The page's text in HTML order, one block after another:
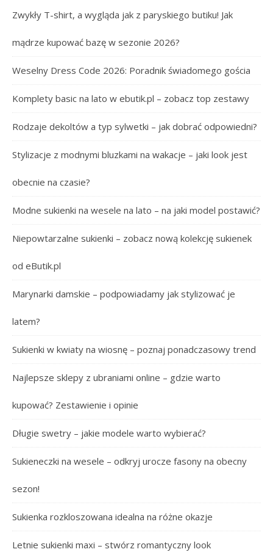
Zwykły T-shirt, a wygląda jak z paryskiego butiku! Jak
mądrze kupować bazę w sezonie 2026?
Weselny Dress Code 2026: Poradnik świadomego gościa
Komplety basic na lato w ebutik.pl – zobacz top zestawy
Rodzaje dekoltów a typ sylwetki – jak dobrać odpowiedni?
Stylizacje z modnymi bluzkami na wakacje – jaki look jest
obecnie na czasie?
Modne sukienki na wesele na lato – na jaki model postawić?
Niepowtarzalne sukienki – zobacz nową kolekcję sukienek
od eButik.pl
Marynarki damskie – podpowiadamy jak stylizować je
latem?
Sukienki w kwiaty na wiosnę – poznaj ponadczasowy trend
Najlepsze sklepy z ubraniami online – gdzie warto
kupować? Zestawienie i opinie
Długie swetry – jakie modele warto wybierać?
Sukieneczki na wesele – odkryj urocze fasony na obecny
sezon!
Sukienka rozkloszowana idealna na różne okazje
Letnie sukienki maxi – stwórz romantyczny look